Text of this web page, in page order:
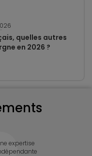
quelles autres
en 2026 ?
expertise